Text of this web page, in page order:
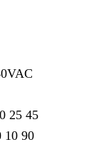
25 45
10 90